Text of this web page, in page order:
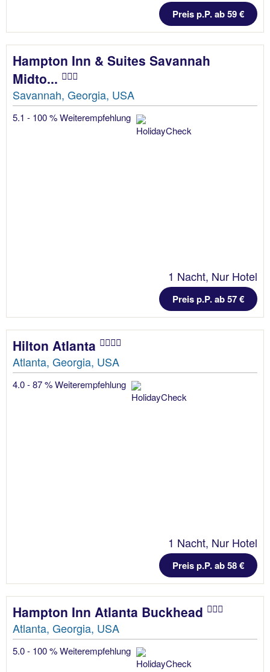
Preis p.P. ab 59 €
Hampton Inn & Suites Savannah
Midto...
Savannah, Georgia, USA
5.1 - 100 % Weiterempfehlung
1 Nacht, Nur Hotel
Preis p.P. ab 57 €
Hilton Atlanta
Atlanta, Georgia, USA
4.0 - 87 % Weiterempfehlung
1 Nacht, Nur Hotel
Preis p.P. ab 58 €
Hampton Inn Atlanta Buckhead
Atlanta, Georgia, USA
5.0 - 100 % Weiterempfehlung